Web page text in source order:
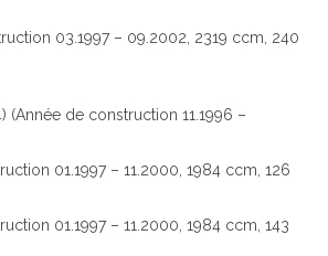
03.1997 – 09.2002, 2319 ccm, 240
(Année de construction 11.1996 –
01.1997 – 11.2000, 1984 ccm, 126
01.1997 – 11.2000, 1984 ccm, 143